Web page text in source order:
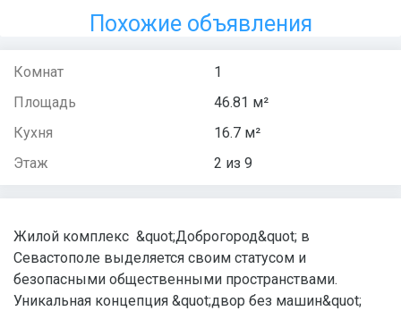
Похожие объявления
Комнат
1
Площадь
46.81 м²
Кухня
16.7 м²
Этаж
2 из 9
Жилой комплекс &quot;Доброгород&quot; в
Севастополе выделяется своим статусом и
безопасными общественными пространствами.
Уникальная концепция &quot;двор без машин&quot;